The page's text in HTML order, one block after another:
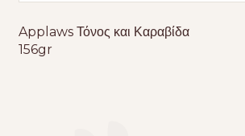
Applaws Τόνος και Καραβίδα
156gr